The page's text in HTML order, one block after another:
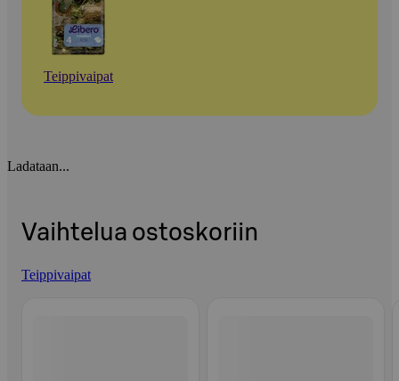
Teippivaipat
Ladataan...
Vaihtelua ostoskoriin
Teippivaipat